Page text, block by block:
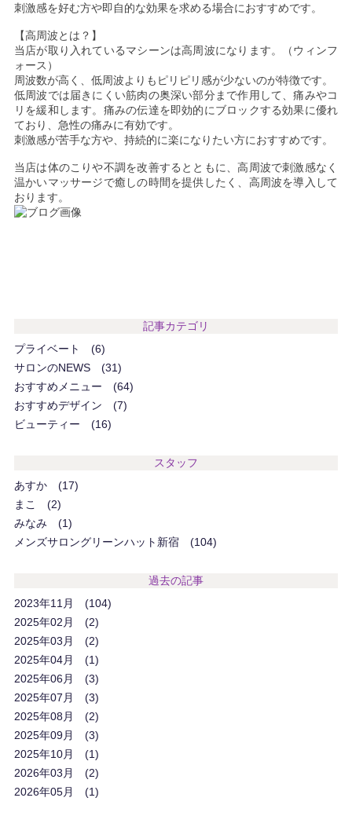
刺激感を好む方や即自的な効果を求める場合におすすめです。
【高周波とは？】
当店が取り入れているマシーンは高周波になります。（ウィンフ
ォース）
周波数が高く、低周波よりもピリピリ感が少ないのが特徴です。
低周波では届きにくい筋肉の奥深い部分まで作用して、痛みやコ
リを緩和します。痛みの伝達を即効的にブロックする効果に優れ
ており、急性の痛みに有効です。
刺激感が苦手な方や、持続的に楽になりたい方におすすめです。
当店は体のこりや不調を改善するとともに、高周波で刺激感なく
温かいマッサージで癒しの時間を提供したく、高周波を導入して
おります。
記事カテゴリ
プライベート
6
サロンのNEWS
31
おすすめメニュー
64
おすすめデザイン
7
ビューティー
16
スタッフ
あすか
17
まこ
2
みなみ
1
メンズサロングリーンハット新宿
104
過去の記事
2023年11月
104
2025年02月
2
2025年03月
2
2025年04月
1
2025年06月
3
2025年07月
3
2025年08月
2
2025年09月
3
2025年10月
1
2026年03月
2
2026年05月
1